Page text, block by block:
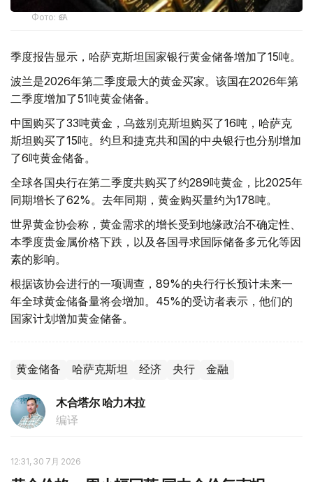
Фото: ӨзА
季度报告显示，哈萨克斯坦国家银行黄金储备增加了15吨。
波兰是2026年第二季度最大的黄金买家。该国在2026年第
二季度增加了51吨黄金储备。
中国购买了33吨黄金，乌兹别克斯坦购买了16吨，哈萨克
斯坦购买了15吨。约旦和捷克共和国的中央银行也分别增加
了6吨黄金储备。
全球各国央行在第二季度共购买了约289吨黄金，比2025年
同期增长了62%。去年同期，黄金购买量约为178吨。
世界黄金协会称，黄金需求的增长受到地缘政治不确定性、
本季度贵金属价格下跌，以及各国寻求国际储备多元化等因
素的影响。
根据该协会进行的一项调查，89%的央行行长预计未来一
年全球黄金储备量将会增加。45%的受访者表示，他们的
国家计划增加黄金储备。
黄金储备 哈萨克斯坦 经济 央行 金融
木合塔尔 哈力木拉
编译
12:31, 30 7月 2026